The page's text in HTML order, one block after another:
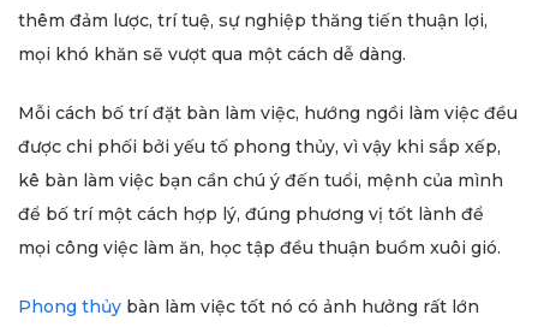
thêm đảm lược, trí tuệ, sự nghiệp thăng tiến thuận lợi,
mọi khó khăn sẽ vượt qua một cách dễ dàng.
Mỗi cách bố trí đặt bàn làm việc, hướng ngồi làm việc đều
được chi phối bởi yếu tố phong thủy, vì vậy khi sắp xếp,
kê bàn làm việc bạn cần chú ý đến tuổi, mệnh của mình
để bố trí một cách hợp lý, đúng phương vị tốt lành để
mọi công việc làm ăn, học tập đều thuận buồm xuôi gió.
Phong thủy bàn làm việc tốt nó có ảnh hưởng rất lớn